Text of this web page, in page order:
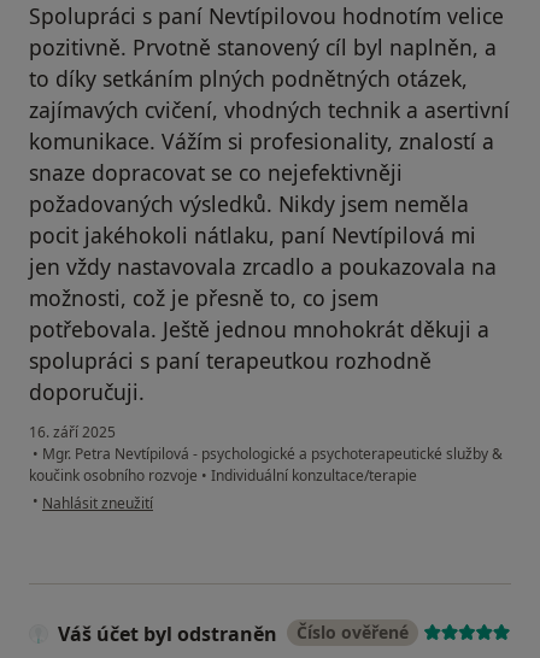
Spolupráci s paní Nevtípilovou hodnotím velice
pozitivně. Prvotně stanovený cíl byl naplněn, a
to díky setkáním plných podnětných otázek,
zajímavých cvičení, vhodných technik a asertivní
komunikace. Vážím si profesionality, znalostí a
snaze dopracovat se co nejefektivněji
požadovaných výsledků. Nikdy jsem neměla
pocit jakéhokoli nátlaku, paní Nevtípilová mi
jen vždy nastavovala zrcadlo a poukazovala na
možnosti, což je přesně to, co jsem
potřebovala. Ještě jednou mnohokrát děkuji a
spolupráci s paní terapeutkou rozhodně
doporučuji.
16. září 2025
• Mgr. Petra Nevtípilová - psychologické a psychoterapeutické služby &
koučink osobního rozvoje • Individuální konzultace/terapie
• podle názoru uživatele G
Nahlásit zneužití
Váš účet byl odstraněn Číslo ověřené